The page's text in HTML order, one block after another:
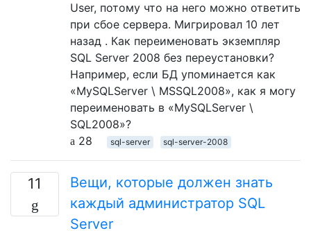
User, потому что на него можно ответить
при сбое сервера. Мигрировал 10 лет
назад . Как переименовать экземпляр
SQL Server 2008 без переустановки?
Например, если БД упоминается как
«MySQLServer \ MSSQL2008», как я могу
переименовать в «MySQLServer \
SQL2008»?
28
sql-server sql-server-2008
11
Вещи, которые должен знать
каждый администратор SQL
Server